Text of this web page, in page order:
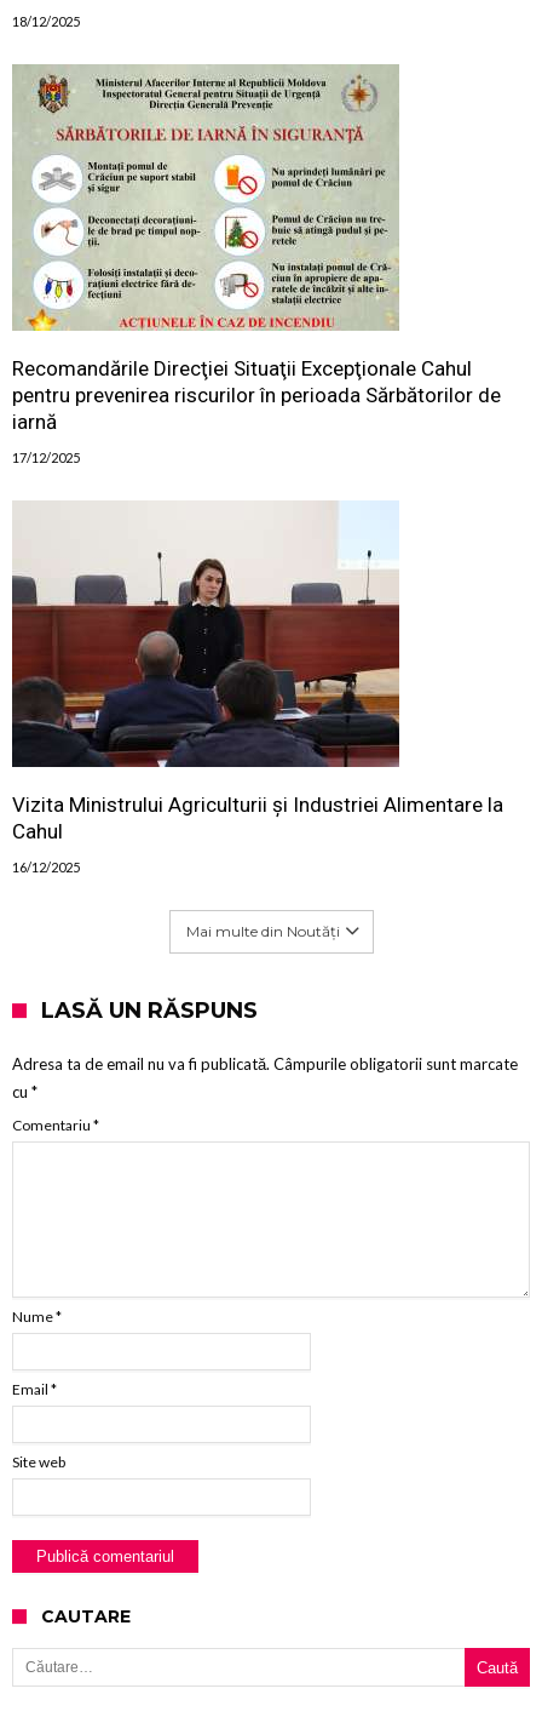
18/12/2025
Recomandările Direcţiei Situaţii Excepţionale Cahul
pentru prevenirea riscurilor în perioada Sărbătorilor de
iarnă
17/12/2025
Vizita Ministrului Agriculturii și Industriei Alimentare la
Cahul
16/12/2025
Mai multe din Noutăți
LASĂ UN RĂSPUNS
Adresa ta de email nu va fi publicată. Câmpurile obligatorii sunt marcate
cu *
Comentariu *
Nume*
Email *
Site web
CAUTARE
Caută după: